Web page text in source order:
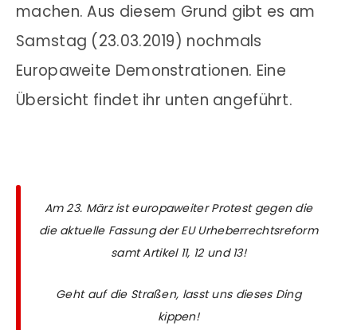
machen. Aus diesem Grund gibt es am
Samstag (23.03.2019) nochmals
Europaweite Demonstrationen. Eine
Übersicht findet ihr unten angeführt.
Am 23. März ist europaweiter Protest gegen die
die aktuelle Fassung der EU Urheberrechtsreform
samt Artikel 11, 12 und 13!
Geht auf die Straßen, lasst uns dieses Ding
kippen!